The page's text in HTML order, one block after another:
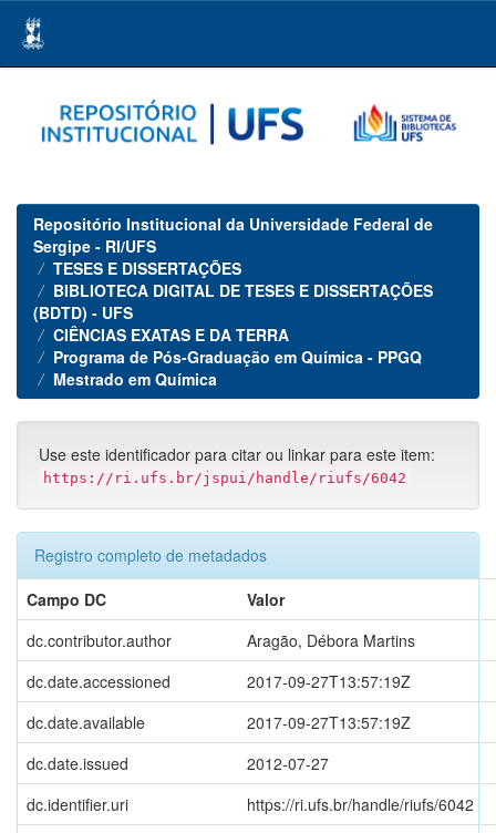
navigation
Repositório Institucional da Universidade Federal de
Sergipe - RI/UFS
TESES E DISSERTAÇÕES
BIBLIOTECA DIGITAL DE TESES E DISSERTAÇÕES
(BDTD) - UFS
CIÊNCIAS EXATAS E DA TERRA
Programa de Pós-Graduação em Química - PPGQ
Mestrado em Química
Use este identificador para citar ou linkar para este item:
https://ri.ufs.br/jspui/handle/riufs/6042
Registro completo de metadados
Campo DC
Valor
dc.contributor.author
Aragão, Débora Martins
dc.date.accessioned
2017-09-27T13:57:19Z
dc.date.available
2017-09-27T13:57:19Z
dc.date.issued
2012-07-27
dc.identifier.uri
https://ri.ufs.br/handle/riufs/6042